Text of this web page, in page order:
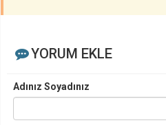
YORUM EKLE
Adınız Soyadınız